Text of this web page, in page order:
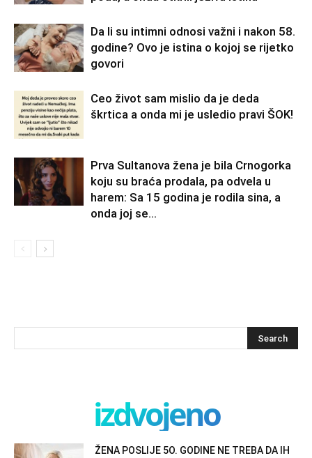
Da li su intimni odnosi važni i nakon 58.
godine? Ovo je istina o kojoj se rijetko
govori
Ceo život sam mislio da je deda
škrtica a onda mi je usledio pravi ŠOK!
Prva Sultanova žena je bila Crnogorka
koju su braća prodala, pa odvela u
harem: Sa 15 godina je rodila sina, a
onda joj se...
izdvojeno
ŽENA POSLIJE 5O. GODINE NE TREBA DA IH